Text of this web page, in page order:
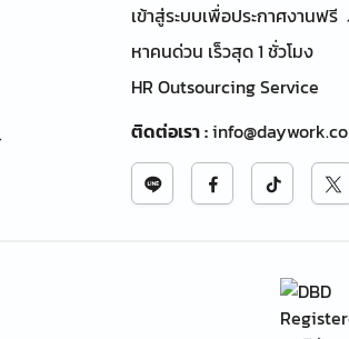
เข้าสู่ระบบเพื่อประกาศงานฟรี
หาคนด่วน เร็วสุด 1 ชั่วโมง
HR Outsourcing Service
ติดต่อเรา:info@daywork.co